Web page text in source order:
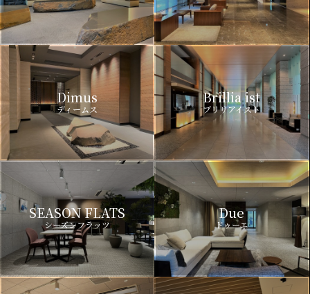
Dimus
ディームス
Brillia ist
ブリリアイスト
SEASON FLATS
シーズンフラッツ
Due
ドゥーエ